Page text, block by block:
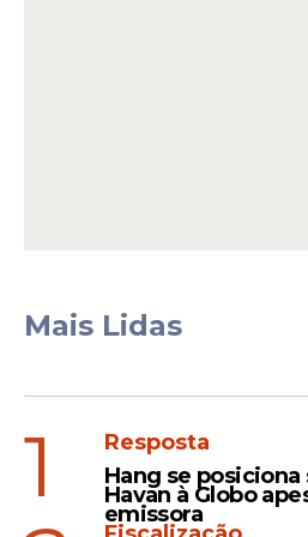
Imip abre
curso
Mais Lidas
1
Resposta
Hang se
Havan à Globo
emissora